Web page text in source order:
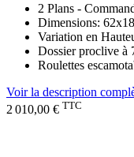
2 Plans -
Dimensions:
Variation en
Dossier proclive à
Roulettes
Voir la description
2 010,00 € TTC